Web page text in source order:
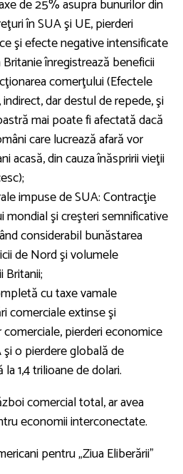
de 25% asupra bunurilor din
în SUA şi UE, pierderi
şi efecte negative intensificate
înregistrează beneficii
comerţului (Efectele
dar destul de repede, şi
mai poate fi afectată dacă
care lucrează afară vor
acasă, din cauza înăspririi vieţii
impuse de SUA: Contracţie
mondial şi creşteri semnificative
considerabil bunăstarea
de Nord şi volumele
Britanii;
cu taxe vamale
comerciale extinse şi
pierderi economice
o pierdere globală de
1,4 trilioane de dolari.
comercial total, ar avea
economii interconectate.
pentru „Ziua Eliberării”